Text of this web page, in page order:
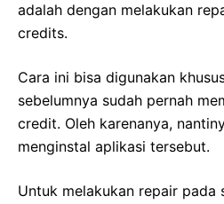
adalah dengan melakukan
credits.
Cara ini bisa digunakan
sebelumnya sudah pernah
credit. Oleh karenanya,
menginstal aplikasi tersebut.
Untuk melakukan repair